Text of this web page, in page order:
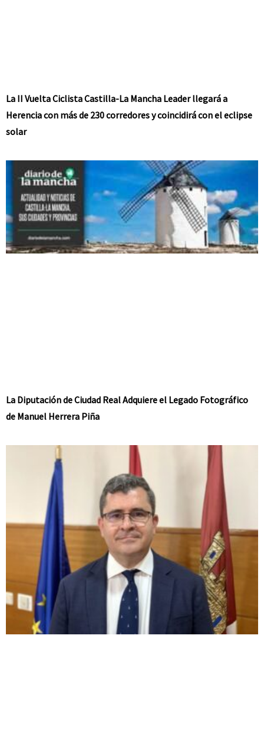
La II Vuelta Ciclista Castilla-La Mancha Leader llegará a
Herencia con más de 230 corredores y coincidirá con el eclipse
solar
La Diputación de Ciudad Real Adquiere el Legado Fotográfico
de Manuel Herrera Piña